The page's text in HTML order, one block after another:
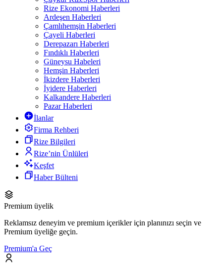
Rize Ekonomi Haberleri
Ardeşen Haberleri
Çamlıhemşin Haberleri
Çayeli Haberleri
Derepazarı Haberleri
Fındıklı Haberleri
Güneysu Habeleri
Hemşin Haberleri
İkizdere Haberleri
İyidere Haberleri
Kalkandere Haberleri
Pazar Haberleri
İlanlar
Firma Rehberi
Rize Bilgileri
Rize’nin Ünlüleri
Keşfet
Haber Bülteni
Premium üyelik
Reklamsız deneyim ve premium içerikler için planınızı seçin ve
Premium üyeliğe geçin.
Premium'a Geç